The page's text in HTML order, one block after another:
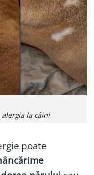
alergia la câini
poate